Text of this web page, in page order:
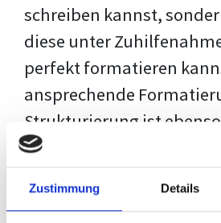
Zustimmung Details
schreiben kannst,
diese unter
perfekt formatieren
ansprechende
Strukturierung ist
wie der Inhalt selbst.
eigene Erwartungen,
Schulung ist so